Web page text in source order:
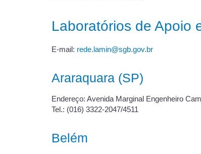
Laboratórios de Apoio
E-mail: rede.lamin@sgb.gov.br
Araraquara (SP)
Endereço: Avenida Marginal Engenheiro
Tel.: (016) 3322-2047/4511
Belém